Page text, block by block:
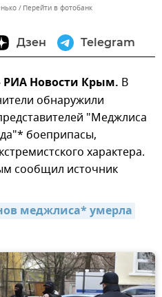
Перейти в фотобанк
Дзен Telegram
Новости Крым. В
обнаружили
"Меджлиса
боеприпасы,
характера.
сообщил источник
меджлиса* умерла